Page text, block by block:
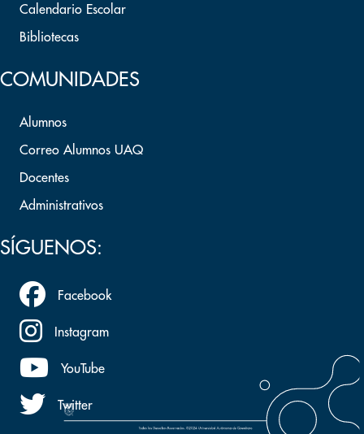
Calendario Escolar
Bibliotecas
COMUNIDADES
Alumnos
Correo Alumnos UAQ
Docentes
Administrativos
SÍGUENOS:
Facebook
Instagram
YouTube
Twitter